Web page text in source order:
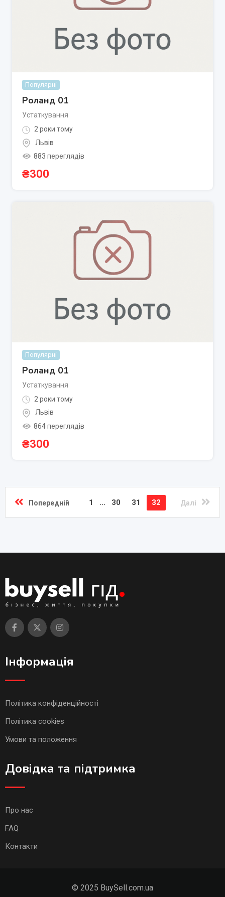
Популярні
Роланд 01
Устаткування
2 роки тому
Львів
883 переглядів
₴300
Популярні
Роланд 01
Устаткування
2 роки тому
Львів
864 переглядів
₴300
Попередній 1 ... 30 31 32 Далі
Інформація
Політика конфіденційності
Політика cookies
Умови та положення
Довідка та підтримка
Про нас
FAQ
Контакти
© 2025 BuySell.com.ua